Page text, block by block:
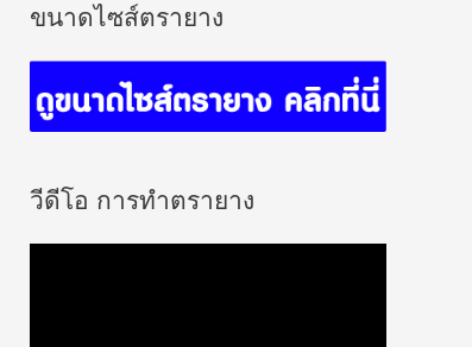
ขนาดไซส์ตรายาง
วีดีโอ การทำตรายาง